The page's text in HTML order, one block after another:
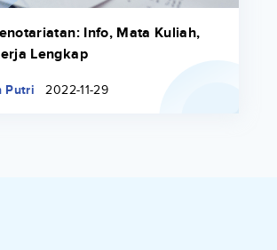
Info, Mata Kuliah,
Lengkap
Putri 2022-11-29